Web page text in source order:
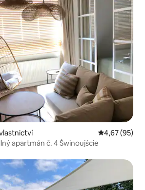
Průměrné
4,67 (95)
apartmán č. 4 Świnoujście